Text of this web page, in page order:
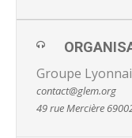
Groupe
contact@glem.org
49 rue Mercière